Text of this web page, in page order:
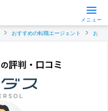
メニュー
おすすめの転職エージェント おす